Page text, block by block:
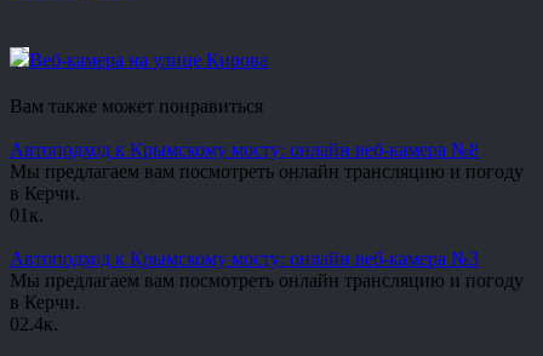
Веб-камера на улице Кирова
Вам также может понравиться
Автоподход к Крымскому мосту: онлайн веб-камера №8
Мы предлагаем вам посмотреть онлайн трансляцию и погоду
в Керчи.
01к.
Автоподход к Крымскому мосту: онлайн веб-камера №3
Мы предлагаем вам посмотреть онлайн трансляцию и погоду
в Керчи.
02.4к.